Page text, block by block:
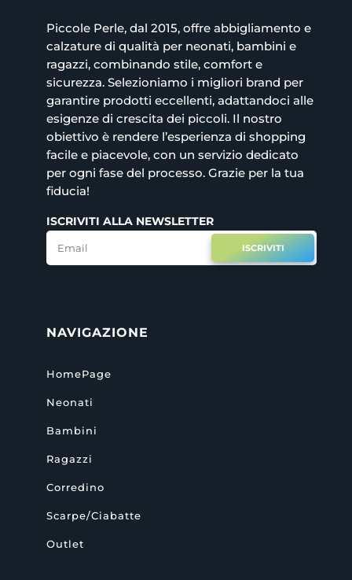
Piccole Perle, dal 2015, offre abbigliamento e
calzature di qualità per neonati, bambini e
ragazzi, combinando stile, comfort e
sicurezza. Selezioniamo i migliori brand per
garantire prodotti eccellenti, adattandoci alle
esigenze di crescita dei piccoli. Il nostro
obiettivo è rendere l’esperienza di shopping
facile e piacevole, con un servizio dedicato
per ogni fase del processo. Grazie per la tua
fiducia!
ISCRIVITI ALLA NEWSLETTER
ISCRIVITI
NAVIGAZIONE
HomePage
Neonati
Bambini
Ragazzi
Corredino
Scarpe/Ciabatte
Outlet